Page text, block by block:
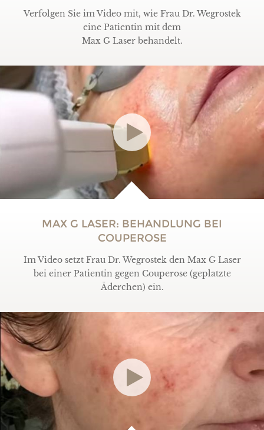
Verfolgen Sie im Video mit, wie Frau Dr. Wegrostek
eine Patientin mit dem
Max G Laser behandelt.
MAX G LASER: BEHANDLUNG BEI
COUPEROSE
Im Video setzt Frau Dr. Wegrostek den Max G Laser
bei einer Patientin gegen Couperose (geplatzte
Äderchen) ein.